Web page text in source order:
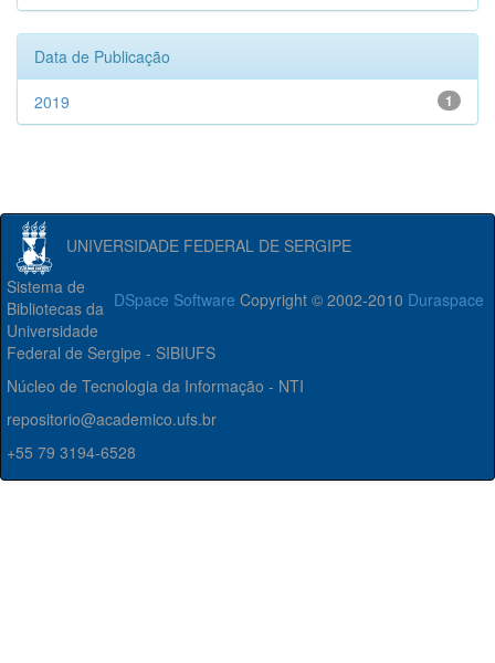
Data de Publicação
1
2019
UNIVERSIDADE FEDERAL DE SERGIPE
DSpace Software Copyright © 2002-2010 Duraspace
Sistema de
Bibliotecas da
Universidade
Federal de Sergipe - SIBIUFS
Núcleo de Tecnologia da Informação - NTI
repositorio@academico.ufs.br
+55 79 3194-6528